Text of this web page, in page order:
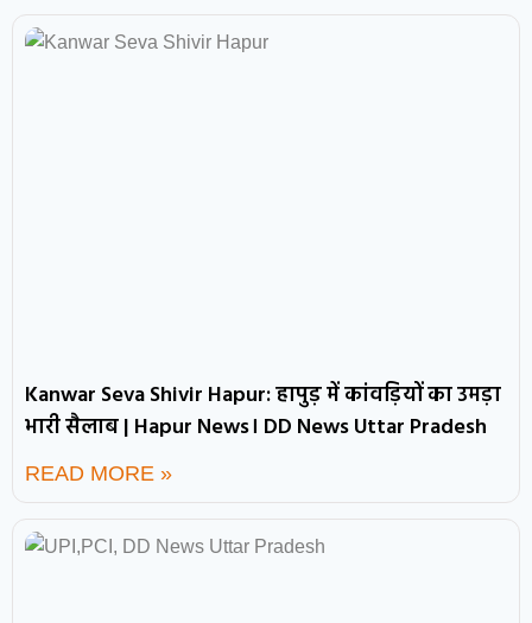
Kanwar Seva Shivir Hapur: हापुड़ में कांवड़ियों का उमड़ा
भारी सैलाब | Hapur News। DD News Uttar Pradesh
READ MORE »